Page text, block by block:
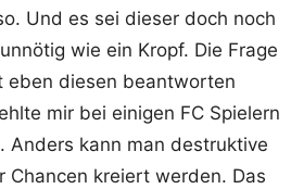
Und es sei dieser doch noch
wie ein Kropf. Die Frage
eben diesen beantworten
mir bei einigen FC Spielern
Anders kann man destruktive
Chancen kreiert werden. Das